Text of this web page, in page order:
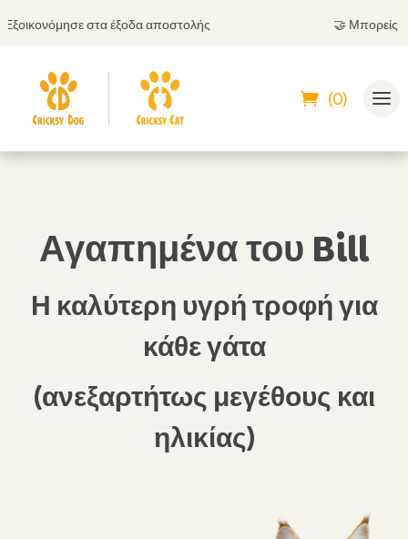
στα έξοδα αποστολής Μπορείς να
(0)
Αγαπημένα του Bill
Η καλύτερη υγρή τροφή για
κάθε γάτα
(ανεξαρτήτως μεγέθους και
ηλικίας)